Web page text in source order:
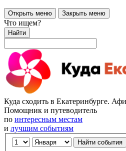
Открыть меню Закрыть меню
Что ищем?
Найти
Куда сходить в Екатеринбурге.
Помощник и путеводитель
по интересным местам
и лучшим событиям